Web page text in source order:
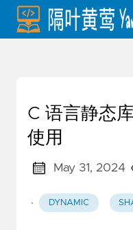
C 语言静态
使用
May 31, 2024
· DYNAMIC